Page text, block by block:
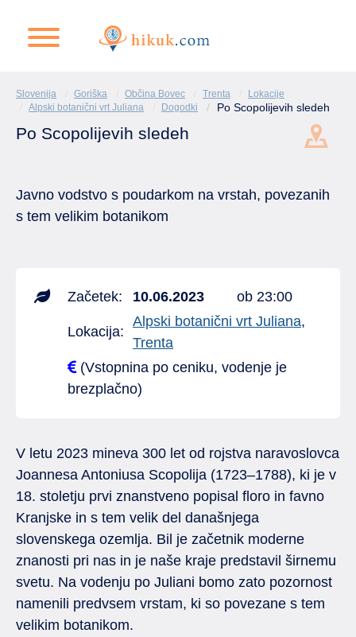
Slovenija Goriška Občina Bovec Trenta
Lokacije
Alpski botanični vrt Juliana
Dogodki Po Scopolijevih sledeh
Po Scopolijevih sledeh
Javno vodstvo s poudarkom na vrstah, povezanih
s tem velikim botanikom
Začetek: 10.06.2023 ob 23:00
Lokacija:
Alpski botanični vrt Juliana,
Trenta
(Vstopnina po ceniku, vodenje je
brezplačno)
V letu 2023 mineva 300 let od rojstva naravoslovca
Joannesa Antoniusa Scopolija (1723–1788), ki je v
18. stoletju prvi znanstveno popisal floro in favno
Kranjske in s tem velik del današnjega
slovenskega ozemlja. Bil je začetnik moderne
znanosti pri nas in je naše kraje predstavil širnemu
svetu. Na vodenju po Juliani bomo zato pozornost
namenili predvsem vrstam, ki so povezane s tem
velikim botanikom.